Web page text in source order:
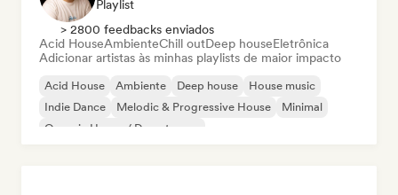
Playlist
> 2800 feedbacks enviados
Acid HouseAmbienteChill outDeep houseEletrônica
Adicionar artistas às minhas playlists de maior impacto
Acid House Ambiente Deep house
House music
Indie Dance
Melodic & Progressive House
Minimal
Organic House / Downtempo